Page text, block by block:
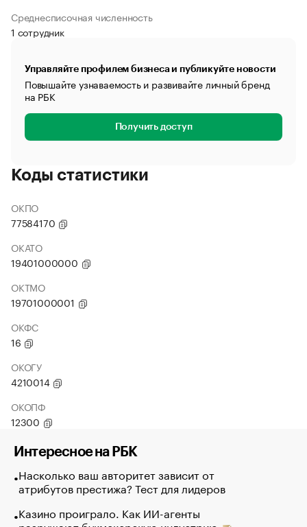
Среднесписочная численность
1 сотрудник
Управляйте профилем бизнеса и публикуйте новости
Повышайте узнаваемость и развивайте личный бренд
на РБК
Получить доступ
Коды статистики
ОКПО
77584170
ОКАТО
19401000000
ОКТМО
19701000001
ОКФС
16
ОКОГУ
4210014
ОКОПФ
12300
Интересное на РБК
Насколько ваш авторитет зависит от
атрибутов престижа? Тест для лидеров
Казино проиграло. Как ИИ-агенты